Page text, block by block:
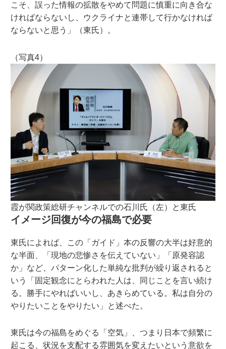
こそ、誤った情報の拡散をやめて問題に慎重に向き合な
ければならないし、ウクライナと連帯して行かなければ
ならないと思う」（東氏）。
（写真4）
霞が関政策総研チャンネルでの石川氏（左）と東氏
イメージ回復が今の福島で必要
東氏によれば、この「ガイド」本の反響の大半は好意的
な半面、「現地の悲惨さを伝えていない」「原発容認
か」など、パターン化した単純な批判が繰り返されると
いう「固定観念にとらわれた人は、同じことを言い続け
る。勝手にやればいいし、あきらめている。私は自分の
やりたいことをやりたい」と述べた。
東氏は今の福島をめぐる「空気」、つまり日本で頻繁に
起こる、状況を支配する雰囲気を変えたいという意欲を